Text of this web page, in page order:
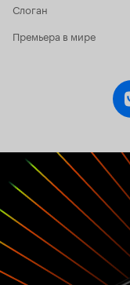
Слоган
Премьера в мире